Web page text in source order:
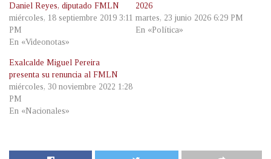
Daniel Reyes, diputado FMLN
miércoles, 18 septiembre 2019 3:11
PM
En «Videonotas»
2026
martes, 23 junio 2026 6:29 PM
En «Política»
Exalcalde Miguel Pereira
presenta su renuncia al FMLN
miércoles, 30 noviembre 2022 1:28
PM
En «Nacionales»